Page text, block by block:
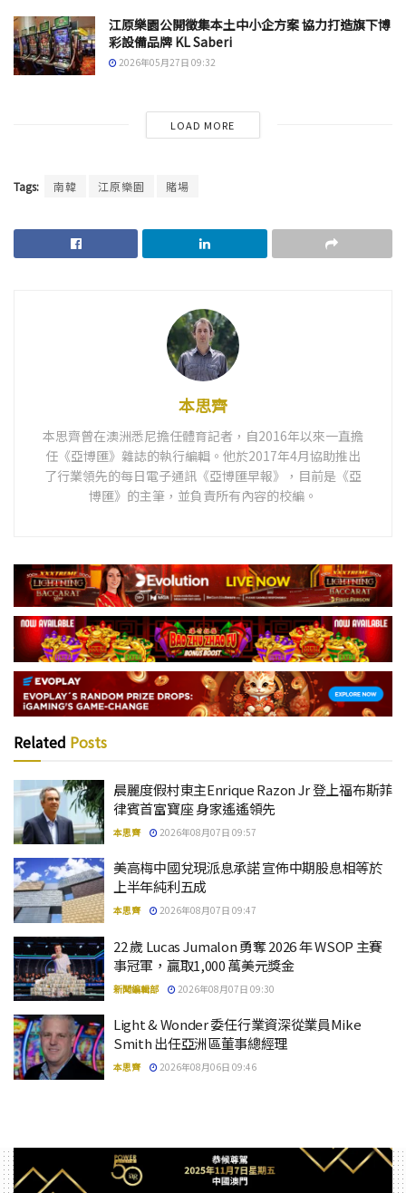
江原樂園公開徵集本土中小企方案 協力打造旗下博
彩設備品牌 KL Saberi
2026年05月27日 09:32
LOAD MORE
Tags: 南韓 江原樂園 賭場
本思齊
本思齊曾在澳洲悉尼擔任體育記者，自2016年以來一直擔
任《亞博匯》雜誌的執行編輯。他於2017年4月協助推出
了行業領先的每日電子通訊《亞博匯早報》，目前是《亞
博匯》的主筆，並負責所有內容的校編。
Related Posts
晨麗度假村東主Enrique Razon Jr 登上福布斯菲
律賓首富寶座 身家遙遙領先
本思齊 2026年08月07日 09:57
美高梅中國兌現派息承諾 宣佈中期股息相等於
上半年純利五成
本思齊 2026年08月07日 09:47
22 歲 Lucas Jumalon 勇奪 2026 年 WSOP 主賽
事冠軍，贏取1,000 萬美元獎金
新聞編輯部 2026年08月07日 09:30
Light & Wonder 委任行業資深從業員Mike
Smith 出任亞洲區董事總經理
本思齊 2026年08月06日 09:46